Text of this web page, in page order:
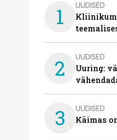
1 UUDISED
2 UUDISED
Uuring:
3 UUDISED
Käimas